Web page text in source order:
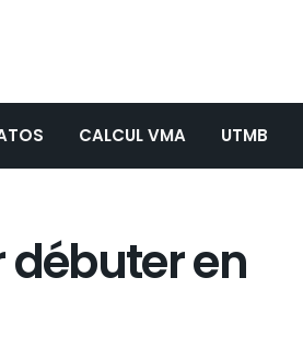
CALCUL VMA UTMB
débuter en